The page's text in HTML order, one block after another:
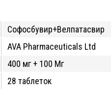
Софосбувир+Велпатасвир
AVA Pharmaceuticals Ltd
400 мг + 100 Мг
28 таблеток